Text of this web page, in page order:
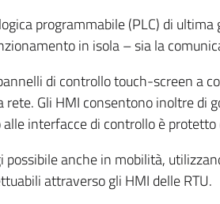
programmabile (PLC) di
in isola – sia la
di controllo touch-screen a
Gli HMI consentono inoltre di
alle interfacce di controllo è
possibile anche in mobilità,
attraverso gli HMI delle RTU.